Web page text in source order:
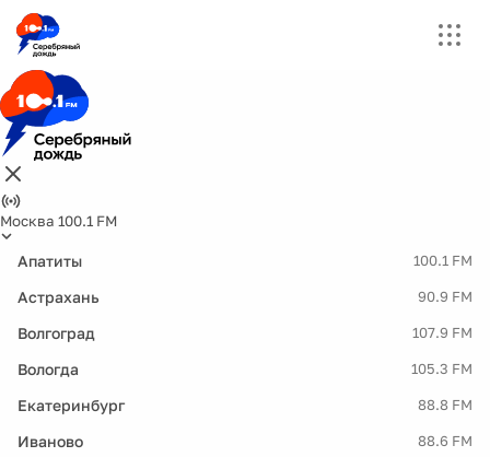
Москва 100.1 FM
Апатиты 100.1 FM
Астрахань 90.9 FM
Волгоград 107.9 FM
Вологда 105.3 FM
Екатеринбург 88.8 FM
Иваново 88.6 FM